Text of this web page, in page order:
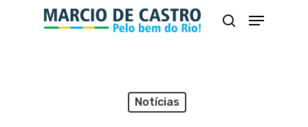
busca
Menu
Notícias